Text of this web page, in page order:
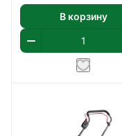
В корзину